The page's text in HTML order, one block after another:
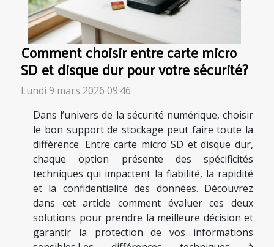
Comment choisir entre carte micro
SD et disque dur pour votre sécurité?
Lundi 9 mars 2026 09:46
Dans l’univers de la sécurité numérique, choisir
le bon support de stockage peut faire toute la
différence. Entre carte micro SD et disque dur,
chaque option présente des spécificités
techniques qui impactent la fiabilité, la rapidité
et la confidentialité des données. Découvrez
dans cet article comment évaluer ces deux
solutions pour prendre la meilleure décision et
garantir la protection de vos informations